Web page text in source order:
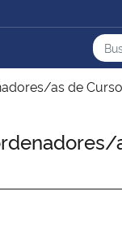
e dos Direitos
as de Curso